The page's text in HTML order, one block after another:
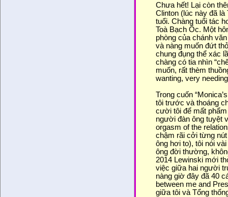
Chưa hết! Lại còn
Clinton (lúc này đã
tuổi. Chàng tuổi tác
Toà Bạch Ốc. Một
phòng của chánh
và nàng muốn đứt
chung đụng thể xác
chàng có tia nhìn
muốn, rất thèm
wanting, very
Trong cuốn
tôi trước và thoáng
cười tôi để mất
người đàn ông tuyệt
orgasm of the
chậm rãi cởi từng
ông hơi to), tôi nói
ông đời thường,
2014 Lewinski mới
việc giữa hai người
nàng giờ đây đã 40
between me and
giữa tôi và Tổng